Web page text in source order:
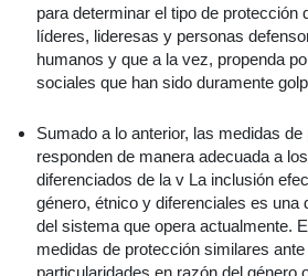
para determinar el tipo de protección
líderes, lideresas y personas
humanos y que a la vez, propenda
sociales que han sido duramente
Sumado a lo anterior, las medidas
responden de manera adecuada a
diferenciados de la v La inclusión
género, étnico y diferenciales es una
del sistema que opera actualmente.
medidas de protección similares
particularidades en razón del género